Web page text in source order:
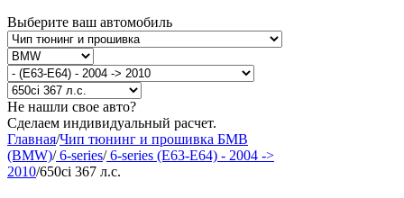
Выберите ваш автомобиль
Не нашли свое авто?
Сделаем индивидуальный расчет.
Главная/Чип тюнинг и прошивка БМВ
(BMW)/6-series/6-series (E63-E64) - 2004 ->
2010/650ci 367 л.с.